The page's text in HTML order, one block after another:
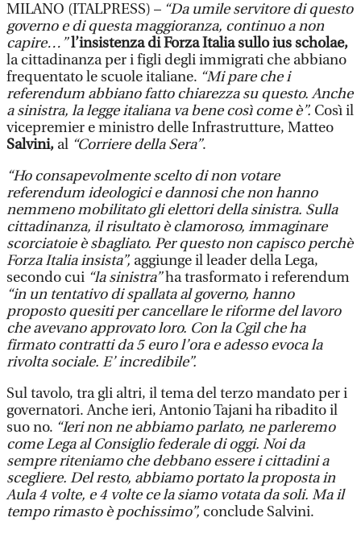
MILANO (ITALPRESS) – “Da umile servitore di questo
governo e di questa maggioranza, continuo a non
capire…”l’insistenza di Forza Italia sullo ius scholae,
la cittadinanza per i figli degli immigrati che abbiano
frequentato le scuole italiane. “Mi pare che i
referendum abbiano fatto chiarezza su questo. Anche
a sinistra, la legge italiana va bene così come è”. Così il
vicepremier e ministro delle Infrastrutture, Matteo
Salvini, al “Corriere della Sera”.
“Ho consapevolmente scelto di non votare
referendum ideologici e dannosi che non hanno
nemmeno mobilitato gli elettori della sinistra. Sulla
cittadinanza, il risultato è clamoroso, immaginare
scorciatoie è sbagliato. Per questo non capisco perchè
Forza Italia insista”, aggiunge il leader della Lega,
secondo cui “la sinistra”ha trasformato i referendum
“in un tentativo di spallata al governo, hanno
proposto quesiti per cancellare le riforme del lavoro
che avevano approvato loro. Con la Cgil che ha
firmato contratti da 5 euro l’ora e adesso evoca la
rivolta sociale. E’ incredibile”.
Sul tavolo, tra gli altri, il tema del terzo mandato per i
governatori. Anche ieri, Antonio Tajani ha ribadito il
suo no. “Ieri non ne abbiamo parlato, ne parleremo
come Lega al Consiglio federale di oggi. Noi da
sempre riteniamo che debbano essere i cittadini a
scegliere. Del resto, abbiamo portato la proposta in
Aula 4 volte, e 4 volte ce la siamo votata da soli. Ma il
tempo rimasto è pochissimo”, conclude Salvini.